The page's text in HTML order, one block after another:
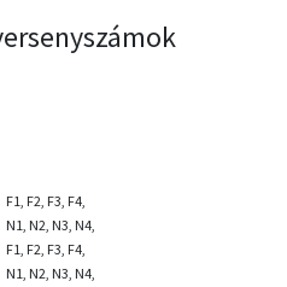
F1, F2, F3, F4,
N1, N2, N3, N4,
F1, F2, F3, F4,
N1, N2, N3, N4,